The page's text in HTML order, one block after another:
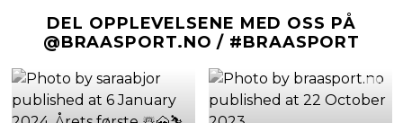
DEL OPPLEVELSENE MED OSS PÅ
@BRAASPORT.NO / #BRAASPORT